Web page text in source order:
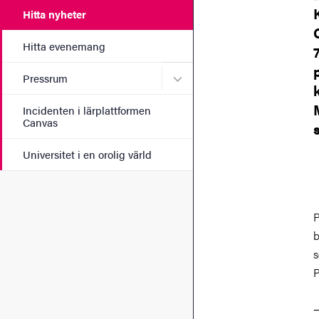
Hitta nyheter
Hitta evenemang
Pressrum Undermeny för Pressrum
Incidenten i lärplattformen
Canvas
Universitet i en orolig värld